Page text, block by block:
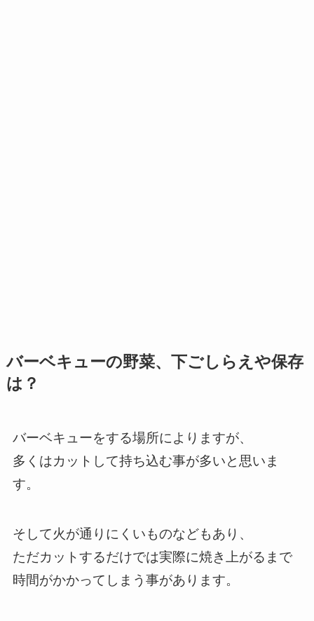
バーベキューの野菜、下ごしらえや保存
は？
バーベキューをする場所によりますが、
多くはカットして持ち込む事が多いと思いま
す。
そして火が通りにくいものなどもあり、
ただカットするだけでは実際に焼き上がるまで
時間がかかってしまう事があります。